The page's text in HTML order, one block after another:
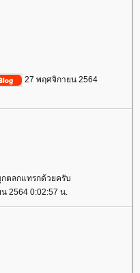
27 พฤศจิกายน 2564
ตลกแทรกด้วยครับ
2564 0:02:57 น.